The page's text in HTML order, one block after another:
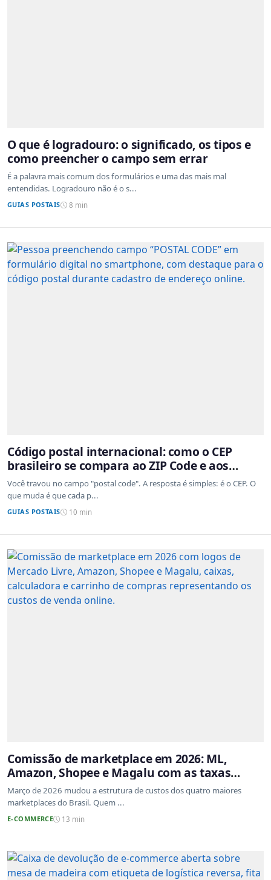
O que é logradouro: o significado, os tipos e
como preencher o campo sem errar
É a palavra mais comum dos formulários e uma das mais mal
entendidas. Logradouro não é o s...
GUIAS POSTAIS 8 min
Código postal internacional: como o CEP
brasileiro se compara ao ZIP Code e aos
sistemas de outros países
Você travou no campo "postal code". A resposta é simples: é o CEP. O
que muda é que cada p...
GUIAS POSTAIS 10 min
Comissão de marketplace em 2026: ML,
Amazon, Shopee e Magalu com as taxas
atualizadas
Março de 2026 mudou a estrutura de custos dos quatro maiores
marketplaces do Brasil. Quem ...
E-COMMERCE 13 min